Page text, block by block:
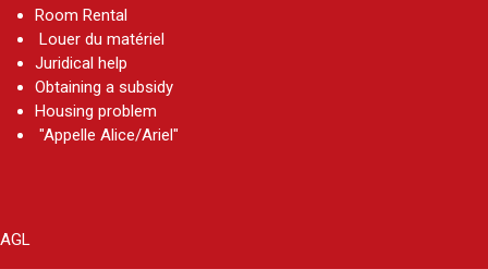
Room Rental
Louer du matériel
Juridical help
Obtaining a subsidy
Housing problem
"Appelle Alice/Ariel"
AGL